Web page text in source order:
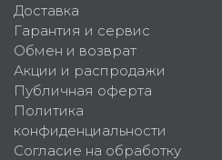
Доставка
Гарантия и сервис
Обмен и возврат
Акции и распродажи
Публичная оферта
Политика
конфиденциальности
Согласие на обработку